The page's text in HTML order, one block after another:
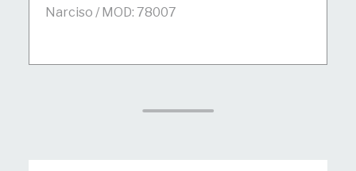
Narciso / MOD: 78007